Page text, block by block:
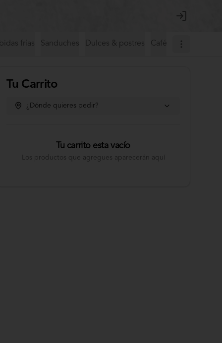
Login
frías Sanduches Dulces & postres Café de
Tu Carrito
¿Dónde quieres pedir?
Tu carrito esta vacío
Los productos que agregues aparecerán aquí